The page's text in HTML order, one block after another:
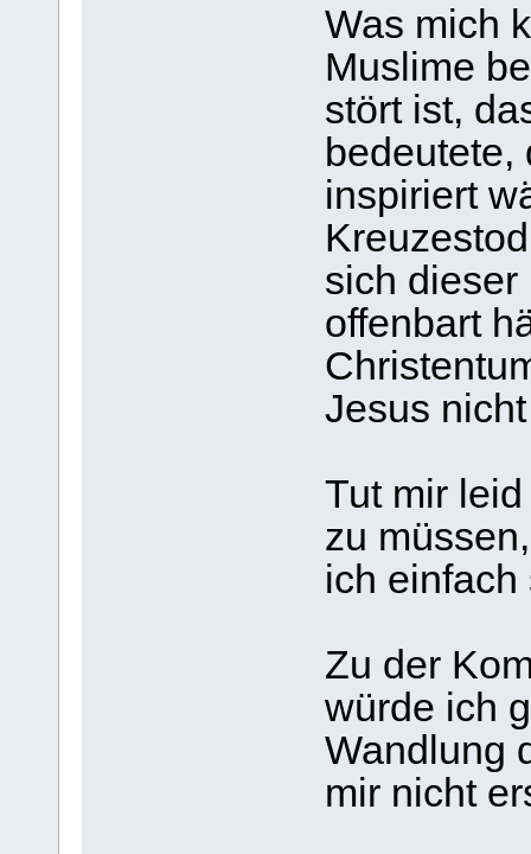
Was mich
Muslime
stört ist,
bedeutete,
inspiriert
sich dieser
offenbart
Jesus
Tut mir
zu
ich
Zu der
würde ich
Wandlung
mir nicht